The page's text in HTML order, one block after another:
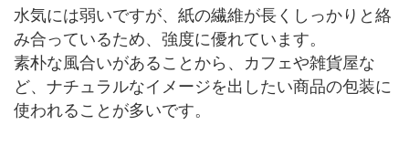
水気には弱いですが、紙の繊維が長くしっかりと絡
み合っているため、強度に優れています。
素朴な風合いがあることから、カフェや雑貨屋な
ど、ナチュラルなイメージを出したい商品の包装に
使われることが多いです。